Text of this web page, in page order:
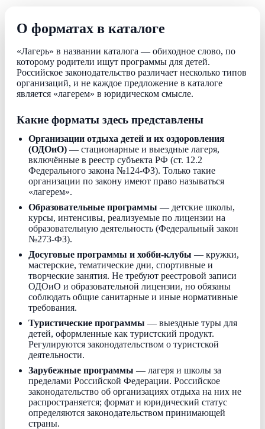
О форматах в каталоге
«Лагерь» в названии каталога — обиходное слово, по
которому родители ищут программы для детей.
Российское законодательство различает несколько типов
организаций, и не каждое предложение в каталоге
является «лагерем» в юридическом смысле.
Какие форматы здесь представлены
Организации отдыха детей и их оздоровления
(ОДОиО) — стационарные и выездные лагеря,
включённые в реестр субъекта РФ (ст. 12.2
Федерального закона №124-ФЗ). Только такие
организации по закону имеют право называться
«лагерем».
Образовательные программы — детские школы,
курсы, интенсивы, реализуемые по лицензии на
образовательную деятельность (Федеральный закон
№273-ФЗ).
Досуговые программы и хобби-клубы — кружки,
мастерские, тематические дни, спортивные и
творческие занятия. Не требуют реестровой записи
ОДОиО и образовательной лицензии, но обязаны
соблюдать общие санитарные и иные нормативные
требования.
Туристические программы — выездные туры для
детей, оформленные как туристский продукт.
Регулируются законодательством о туристской
деятельности.
Зарубежные программы — лагеря и школы за
пределами Российской Федерации. Российское
законодательство об организациях отдыха на них не
распространяется; формат и юридический статус
определяются законодательством принимающей
страны.